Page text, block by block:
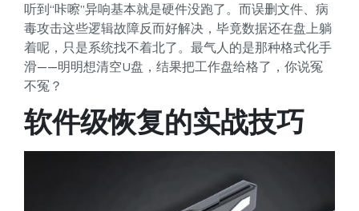
听到“咔嚓”异响基本就是硬件没跑了。而误删文件、病
毒攻击这些逻辑故障反而好解决，毕竟数据还在盘上躺
着呢，只是系统找不着北了。最气人的是那种格式化手
滑——明明想清空U盘，结果把工作盘给格了，你说冤
不冤？
软件级恢复的实战技巧